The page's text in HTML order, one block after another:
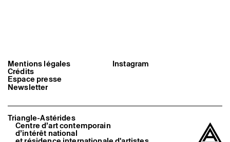
Triangle-Astérides
Centre d’art contemporain
d’intérêt national
Instagram
Mentions légales
Crédits
Espace presse
Newsletter